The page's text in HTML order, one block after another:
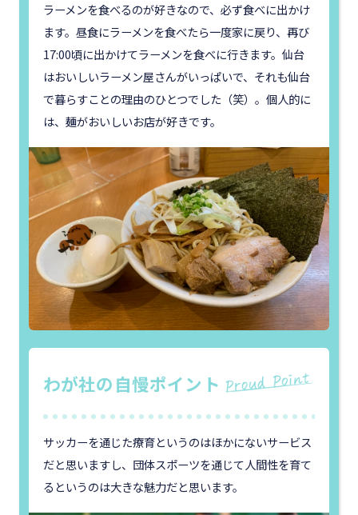
ラーメンを食べるのが好きなので、必ず食べに出かけ
ます。昼食にラーメンを食べたら一度家に戻り、再び
17:00頃に出かけてラーメンを食べに行きます。仙台
はおいしいラーメン屋さんがいっぱいで、それも仙台
で暮らすことの理由のひとつでした（笑）。個人的に
は、麺がおいしいお店が好きです。
わが社の自慢ポイント
サッカーを通じた療育というのはほかにないサービス
だと思いますし、団体スポーツを通じて人間性を育て
るというのは大きな魅力だと思います。